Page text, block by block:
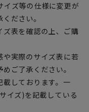
ズ等の仕様に変更が
ださい。
表を確認の上、ご購
実際のサイズ表に若
ご了承ください。
しております。一
イズ)を記載している